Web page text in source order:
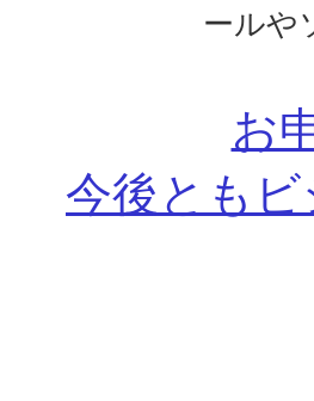
ールや
お
今後とも